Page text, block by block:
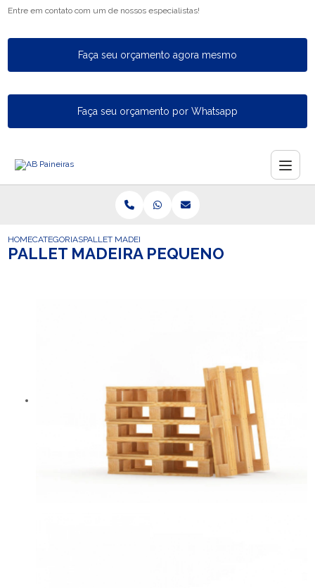
Entre em contato com um de nossos especialistas!
Faça seu orçamento agora mesmo
Faça seu orçamento por Whatsapp
HOMECATEGORIASPALLET MADEIRA PEQUENO
PALLET MADEIRA PEQUENO